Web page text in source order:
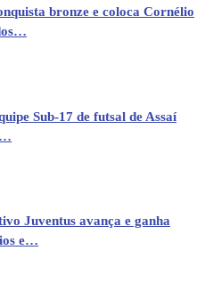
bronze e coloca Cornélio
Sub-17 de futsal de Assaí
Juventus avança e ganha
e…